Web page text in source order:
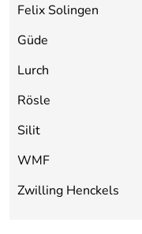
Felix Solingen
Güde
Lurch
Rösle
Silit
WMF
Zwilling Henckels